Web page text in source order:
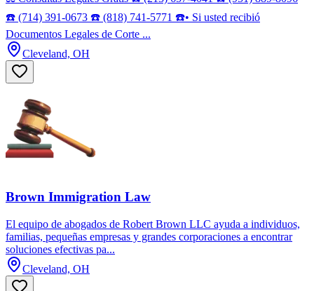
☎️ (714) 391-0673 ☎️ (818) 741-5771 ☎️• Si usted recibió
Documentos Legales de Corte ...
Cleveland, OH
Brown Immigration Law
El equipo de abogados de Robert Brown LLC ayuda a individuos,
familias, pequeñas empresas y grandes corporaciones a encontrar
soluciones efectivas pa...
Cleveland, OH